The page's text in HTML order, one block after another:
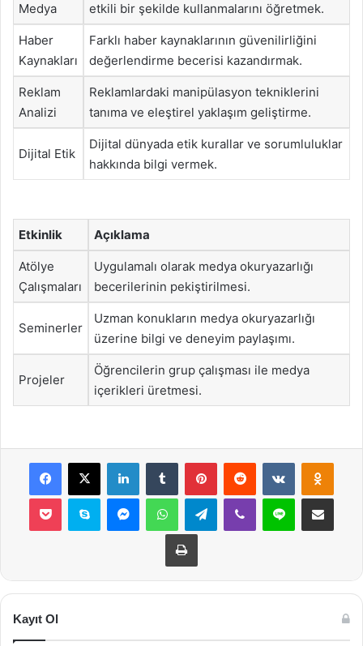
Medya
etkili bir şekilde kullanmalarını öğretmek.
Haber
Kaynakları
Farklı haber kaynaklarının güvenilirliğini
değerlendirme becerisi kazandırmak.
Reklam
Analizi
Reklamlardaki manipülasyon tekniklerini
tanıma ve eleştirel yaklaşım geliştirme.
Dijital Etik
Dijital dünyada etik kurallar ve sorumluluklar
hakkında bilgi vermek.
Etkinlik Açıklama
Atölye
Çalışmaları
Uygulamalı olarak medya okuryazarlığı
becerilerinin pekiştirilmesi.
Seminerler
Uzman konukların medya okuryazarlığı
üzerine bilgi ve deneyim paylaşımı.
Projeler
Öğrencilerin grup çalışması ile medya
içerikleri üretmesi.
Facebook
X LinkedInTumblr PinterestReddit VKontakte
Pocket Skype MessengerWhatsAppTelegramViber Line E-Posta ile
Yazdır
Kayıt Ol